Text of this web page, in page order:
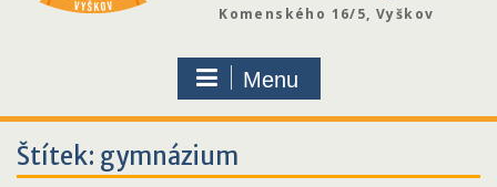
Komenského 16/5, Vyškov
Menu
Štítek: gymnázium